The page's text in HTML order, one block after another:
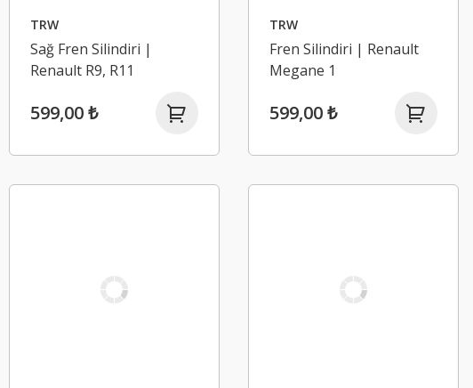
TRW
Sağ Fren Silindiri |
Renault R9, R11
599,00 ₺
TRW
Fren Silindiri | Renault
Megane 1
599,00 ₺